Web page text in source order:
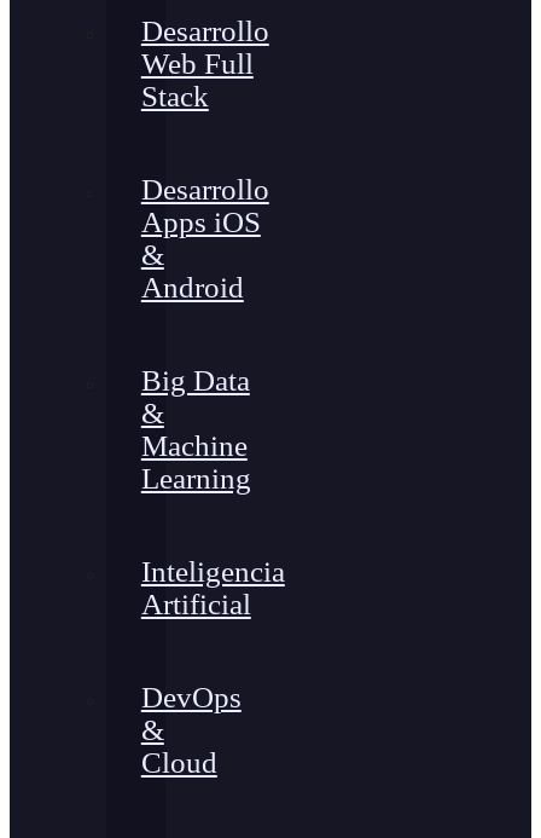
Desarrollo
Web Full
Stack
Desarrollo
Apps iOS
&
Android
Big Data
&
Machine
Learning
Inteligencia
Artificial
DevOps
&
Cloud